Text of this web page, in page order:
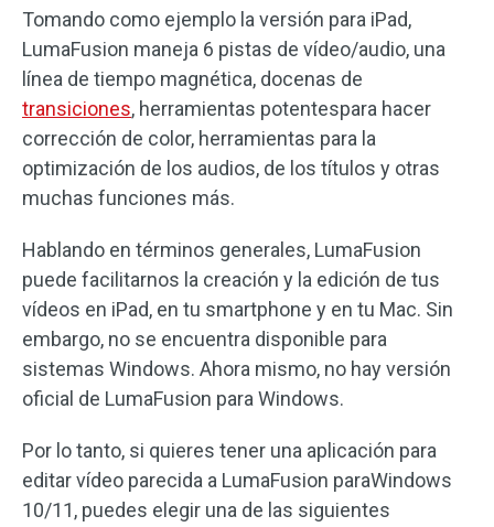
Tomando como ejemplo la versión para iPad,
LumaFusion maneja 6 pistas de vídeo/audio, una
línea de tiempo magnética, docenas de
transiciones, herramientas potentespara hacer
corrección de color, herramientas para la
optimización de los audios, de los títulos y otras
muchas funciones más.
Hablando en términos generales, LumaFusion
puede facilitarnos la creación y la edición de tus
vídeos en iPad, en tu smartphone y en tu Mac. Sin
embargo, no se encuentra disponible para
sistemas Windows. Ahora mismo, no hay versión
oficial de LumaFusion para Windows.
Por lo tanto, si quieres tener una aplicación para
editar vídeo parecida a LumaFusion paraWindows
10/11, puedes elegir una de las siguientes